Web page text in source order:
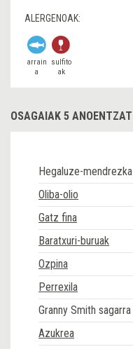
ALERGENOAK:
arrain
a
sulfito
ak
OSAGAIAK 5 ANOENTZAT
Hegaluze-mendrezka
Oliba-olio
Gatz fina
Baratxuri-buruak
Ozpina
Perrexila
Granny Smith sagarra
Azukrea